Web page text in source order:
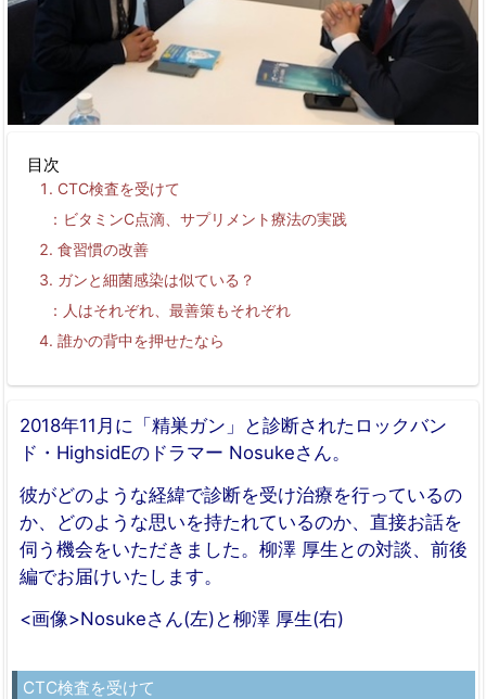
目次
CTC検査を受けて
ビタミンC点滴、サプリメント療法の実践
食習慣の改善
ガンと細菌感染は似ている？
人はそれぞれ、最善策もそれぞれ
誰かの背中を押せたなら
2018年11月に「精巣ガン」と診断されたロックバン
ド・HighsidEのドラマー Nosukeさん。
彼がどのような経緯で診断を受け治療を行っているの
か、どのような思いを持たれているのか、直接お話を
伺う機会をいただきました。柳澤 厚生との対談、前後
編でお届けいたします。
<画像>Nosukeさん(左)と柳澤 厚生(右)
CTC検査を受けて